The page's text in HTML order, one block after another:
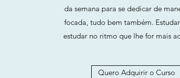
da semana para se dedicar de
focada, tudo bem também.
estudar no ritmo que lhe for mais
Quero Adquirir o Curso